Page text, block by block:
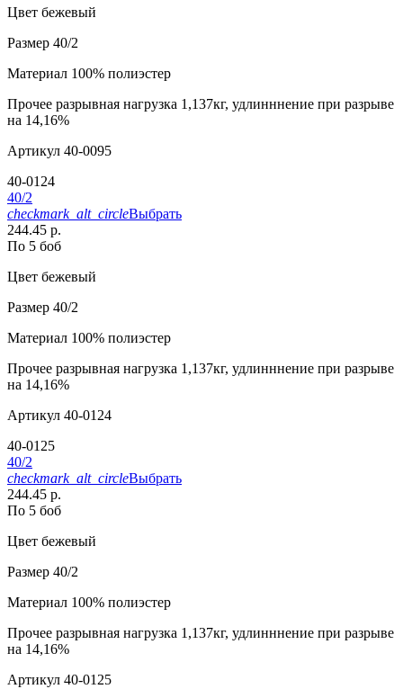
Цвет бежевый
Размер 40/2
Материал 100% полиэстер
Прочее разрывная нагрузка 1,137кг, удлинннение при разрыве
на 14,16%
Артикул 40-0095
40-0124
40/2
checkmark_alt_circleВыбрать
244.45 р.
По 5 боб
Цвет бежевый
Размер 40/2
Материал 100% полиэстер
Прочее разрывная нагрузка 1,137кг, удлинннение при разрыве
на 14,16%
Артикул 40-0124
40-0125
40/2
checkmark_alt_circleВыбрать
244.45 р.
По 5 боб
Цвет бежевый
Размер 40/2
Материал 100% полиэстер
Прочее разрывная нагрузка 1,137кг, удлинннение при разрыве
на 14,16%
Артикул 40-0125